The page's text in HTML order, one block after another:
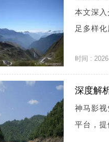
本文深
足多样
时间 :
深度解
神马影
平台，